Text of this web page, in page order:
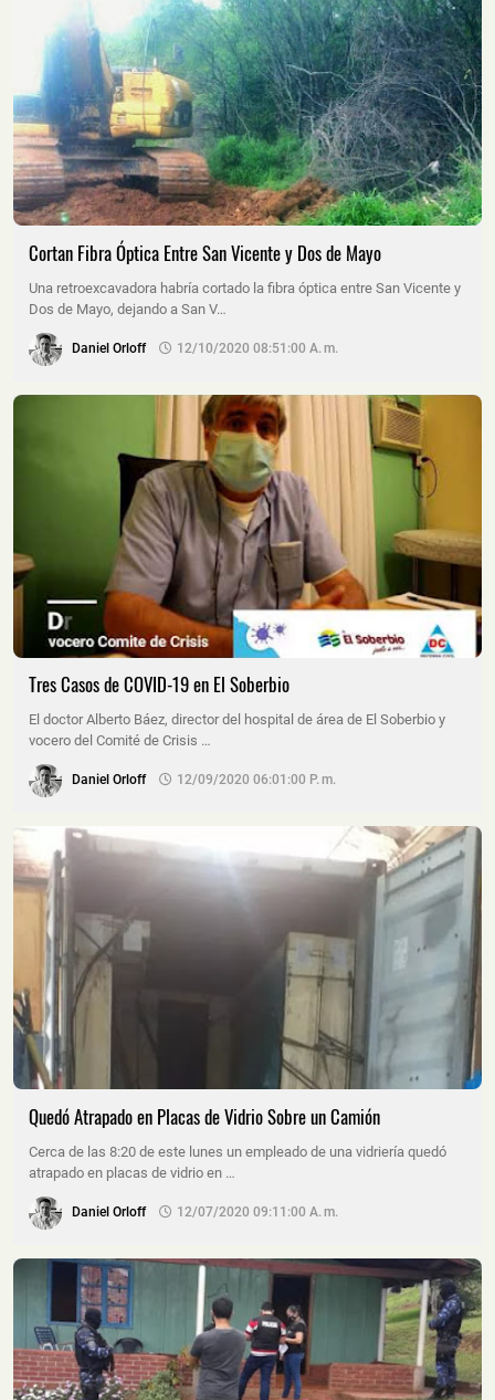
Cortan Fibra Óptica Entre San Vicente y Dos de Mayo
Una retroexcavadora habría cortado la fibra óptica entre San Vicente y
Dos de Mayo, dejando a San V…
Daniel Orloff 12/10/2020 08:51:00 A. M.
Tres Casos de COVID-19 en El Soberbio
El doctor Alberto Báez, director del hospital de área de El Soberbio y
vocero del Comité de Crisis …
Daniel Orloff 12/09/2020 06:01:00 P. M.
Quedó Atrapado en Placas de Vidrio Sobre un Camión
Cerca de las 8:20 de este lunes un empleado de una vidriería quedó
atrapado en placas de vidrio en …
Daniel Orloff 12/07/2020 09:11:00 A. M.